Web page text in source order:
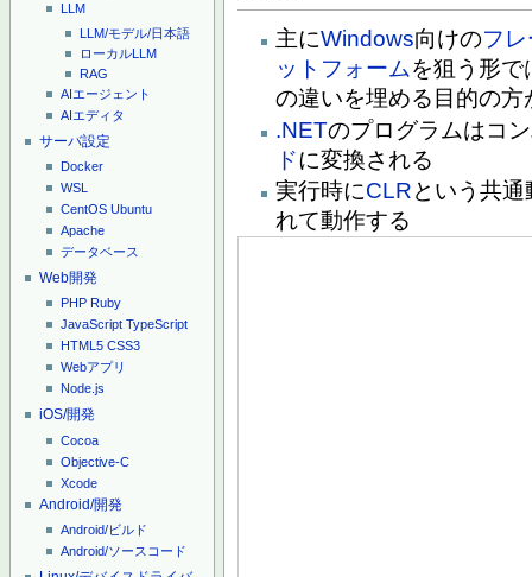
LLM
LLM/モデル/日本語
ローカルLLM
RAG
AIエージェント
AIエディタ
サーバ設定
Docker
WSL
CentOS Ubuntu
Apache
データベース
Web開発
PHP Ruby
JavaScript TypeScript
HTML5 CSS3
Webアプリ
Node.js
iOS/開発
Cocoa
Objective-C
Xcode
Android/開発
Android/ビルド
Android/ソースコード
主にWindows向けのフ
ットフォームを狙う形
の違いを埋める目的の方
.NETのプログラムはコ
ドに変換される
実行時にCLRという共
れて動作する